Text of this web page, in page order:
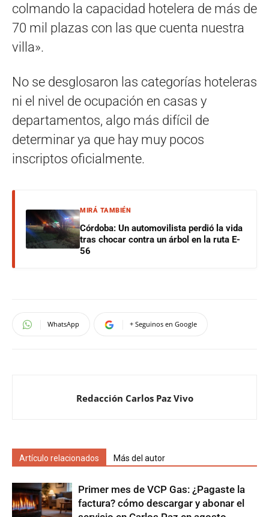
colmando la capacidad hotelera de más de
70 mil plazas con las que cuenta nuestra
villa».
No se desglosaron las categorías hoteleras
ni el nivel de ocupación en casas y
departamentos, algo más difícil de
determinar ya que hay muy pocos
inscriptos oficialmente.
MIRÁ TAMBIÉN
Córdoba: Un automovilista perdió la vida
tras chocar contra un árbol en la ruta E-
56
WhatsApp + Seguinos en Google
Redacción Carlos Paz Vivo
Artículo relacionados Más del autor
Primer mes de VCP Gas: ¿Pagaste la
factura? cómo descargar y abonar el